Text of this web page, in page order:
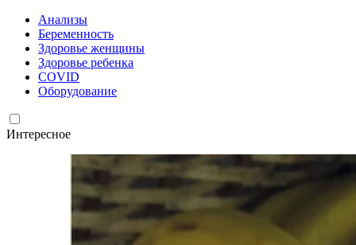
Анализы
Беременность
Здоровье женщины
Здоровье ребенка
COVID
Оборудование
Интересное